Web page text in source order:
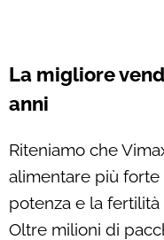
La migliore
anni
Riteniamo che
alimentare più
potenza e la
Oltre milioni di